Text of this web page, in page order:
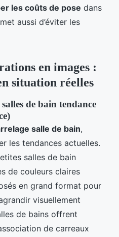
les coûts de pose dans
aussi d’éviter les
en images :
situation réelles
de bain tendance
salle de bain,
les tendances actuelles.
salles de bain
de couleurs claires
en grand format pour
visuellement
de bains offrent
de carreaux